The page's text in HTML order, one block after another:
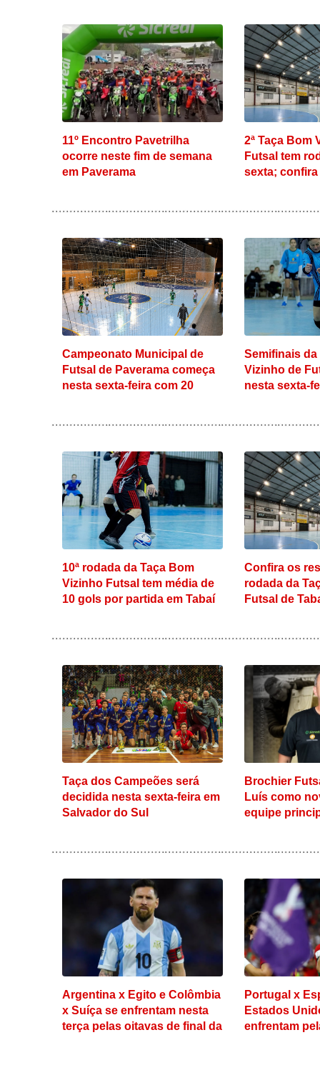
11º Encontro Pavetrilha
ocorre neste fim de semana
em Paverama
2ª Taça Bom
Futsal tem
sexta;
Campeonato Municipal de
Futsal de Paverama começa
nesta sexta-feira com 20
Semifinais da
Vizinho de
nesta sexta-
10ª rodada da Taça Bom
Vizinho Futsal tem média de
10 gols por partida em Tabaí
Confira os
rodada da
Futsal de
Taça dos Campeões será
decidida nesta sexta-feira em
Salvador do Sul
Brochier
Luís como
equipe
Argentina x Egito e Colômbia
x Suíça se enfrentam nesta
terça pelas oitavas de final da
Portugal x
Estados
enfrentam